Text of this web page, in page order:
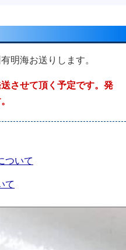
明海お送りします。
させて頂く予定です。発
ついて
て